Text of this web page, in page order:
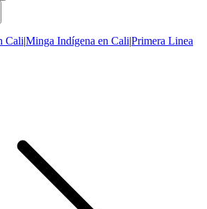
Cali|Minga Indígena en Cali|Primera Linea